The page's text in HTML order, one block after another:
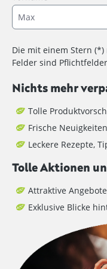
Die mit einem Stern
Felder sind
Nichts mehr
Tolle
Frische
Leckere Rezepte,
Tolle Aktionen
Attraktive
Exklusive Blicke